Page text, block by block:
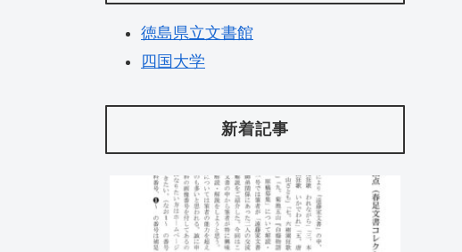
徳島県立文書館
四国大学
新着記事